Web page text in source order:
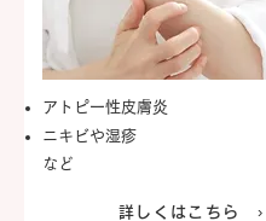
​アトピー性皮膚炎
​ニキビや湿疹
​など​
詳しくはこちら ›